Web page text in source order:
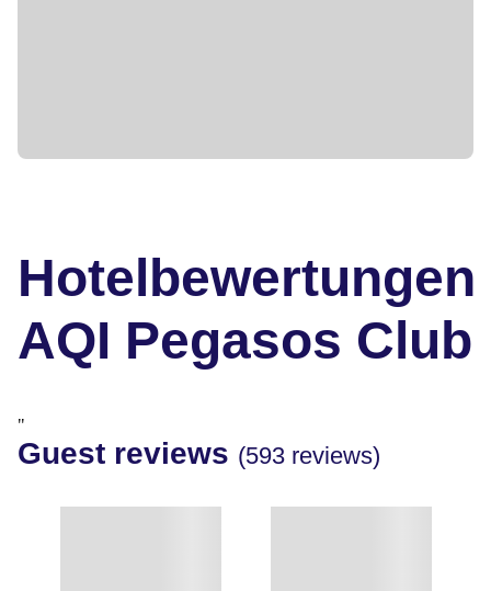
Hotelbewertungen
AQI Pegasos Club
"
Guest reviews (593 reviews)